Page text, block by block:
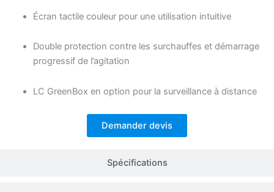
Spécifications
Écran tactile couleur pour une utilisation intuitive
Double protection contre les surchauffes et démarrage
progressif de l’agitation
LC GreenBox en option pour la surveillance à distance
Demander devis